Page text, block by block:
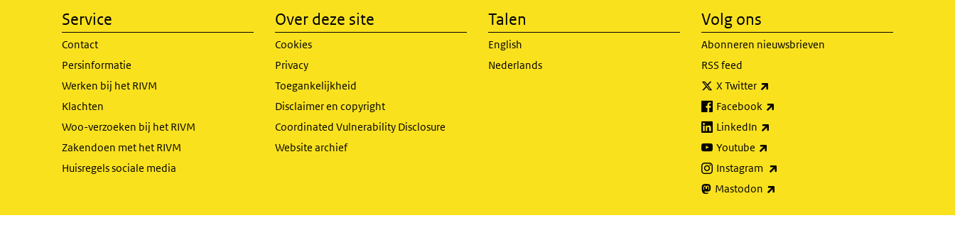
Service
Contact
Persinformatie
Werken bij het RIVM
Klachten
Woo-verzoeken bij het RIVM
Zakendoen met het RIVM
Huisregels sociale media
Over deze site
Cookies
Privacy
Toegankelijkheid
Disclaimer en copyright
Coordinated Vulnerability Disclosure
Website archief
Talen
English
Nederlands
Volg ons
Abonneren nieuwsbrieven
RSS feed
X Twitter
Facebook
LinkedIn
Youtube
Instagram
Mastodon